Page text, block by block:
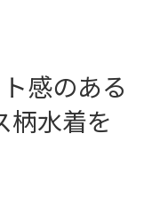
感のある
柄水着を